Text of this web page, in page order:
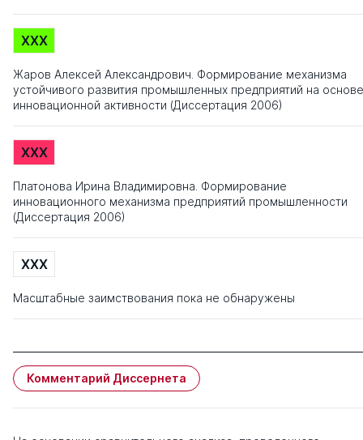
XXX
Жаров Алексей Александрович. Формирование механизма
устойчивого развития промышленных предприятий на основе
инновационной активности (Диссертация 2006)
XXX
Платонова Ирина Владимировна. Формирование
инновационного механизма предприятий промышленности
(Диссертация 2006)
XXX
Масштабные заимствования пока не обнаружены
Комментарий Диссернета